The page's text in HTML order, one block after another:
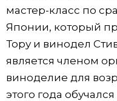
мастер-класс по
Японии, который
Тору и винодел
является членом
виноделие для
этого года